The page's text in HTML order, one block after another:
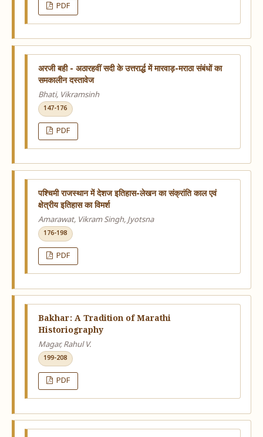
PDF
अरजी बही - अठारहवीं सदी के उत्तरार्द्ध में मारवाड़-मराठा संबंधों का
समकालीन दस्तावेज
Bhati, Vikramsinh
147-176
PDF
पश्चिमी राजस्थान में देशज इतिहास-लेखन का संक्रांति काल एवं
क्षेत्रीय इतिहास का विमर्श
Amarawat, Vikram Singh, Jyotsna
176-198
PDF
Bakhar: A Tradition of Marathi
Historiography
Magar, Rahul V.
199-208
PDF